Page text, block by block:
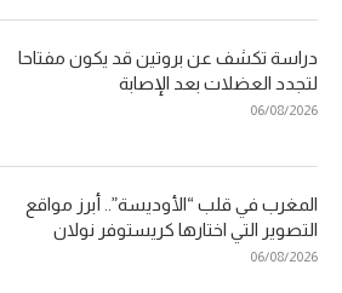
دراسة تكشف عن بروتين قد يكون مفتاحا
لتجدد العضلات بعد الإصابة
06/08/2026
المغرب في قلب “الأوديسة”.. أبرز مواقع
التصوير التي اختارها كريستوفر نولان
06/08/2026